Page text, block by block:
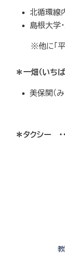
北循環線
島根大学
※他に「平成
＊一畑（いち
美保関（
＊タクシー ・